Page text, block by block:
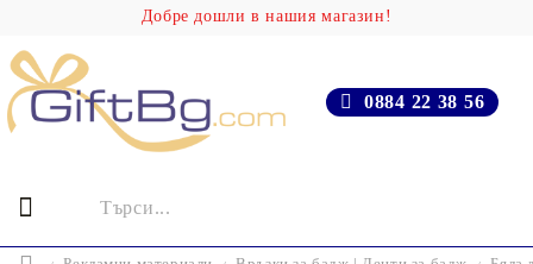
Добре дошли в нашия магазин!
0884 22 38 56